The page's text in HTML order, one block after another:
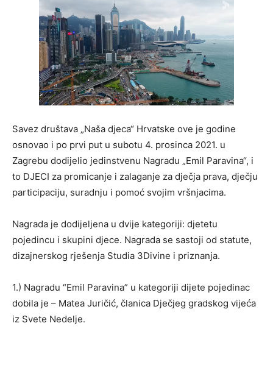
Savez društava „Naša djeca“ Hrvatske ove je godine
osnovao i po prvi put u subotu 4. prosinca 2021. u
Zagrebu dodijelio jedinstvenu Nagradu „Emil Paravina“, i
to DJECI za promicanje i zalaganje za dječja prava, dječju
participaciju, suradnju i pomoć svojim vršnjacima.
Nagrada je dodijeljena u dvije kategoriji: djetetu
pojedincu i skupini djece. Nagrada se sastoji od statute,
dizajnerskog rješenja Studia 3Divine i priznanja.
1.) Nagradu “Emil Paravina” u kategoriji dijete pojedinac
dobila je – Matea Juričić, članica Dječjeg gradskog vijeća
iz Svete Nedelje.